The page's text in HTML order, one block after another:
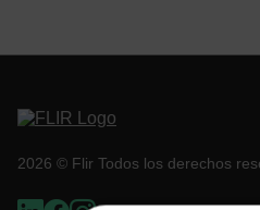
2026 © Flir Todos los derechos